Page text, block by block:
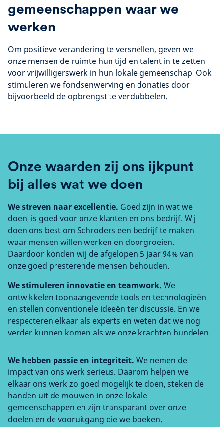
gemeenschappen waar we
werken
Om positieve verandering te versnellen, geven we
onze mensen de ruimte hun tijd en talent in te zetten
voor vrijwilligerswerk in hun lokale gemeenschap. Ook
stimuleren we fondsenwerving en donaties door
bijvoorbeeld de opbrengst te verdubbelen.
Onze waarden zij ons ijkpunt
bij alles wat we doen
We streven naar excellentie. Goed zijn in wat we
doen, is goed voor onze klanten en ons bedrijf. Wij
doen ons best om Schroders een bedrijf te maken
waar mensen willen werken en doorgroeien.
Daardoor konden wij de afgelopen 5 jaar 94% van
onze goed presterende mensen behouden.
We stimuleren innovatie en teamwork. We
ontwikkelen toonaangevende tools en technologieën
en stellen conventionele ideeën ter discussie. En we
respecteren elkaar als experts en weten dat we nog
verder kunnen komen als we onze krachten bundelen.
We hebben passie en integriteit. We nemen de
impact van ons werk serieus. Daarom helpen we
elkaar ons werk zo goed mogelijk te doen, steken de
handen uit de mouwen in onze lokale
gemeenschappen en zijn transparant over onze
doelen en de vooruitgang die we boeken.